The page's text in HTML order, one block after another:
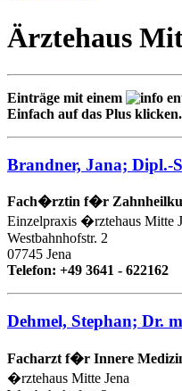
Ärztehaus
Einträge mit einem
Einfach auf das Plus klicken.
Brandner, Jana; Dipl.-
Fach�rztin f�r
Einzelpraxis �rztehaus Mitte
Westbahnhofstr. 2
07745 Jena
Telefon: +49 3641 - 622162
Dehmel, Stephan; Dr.
Facharzt f�r Innere
�rztehaus Mitte Jena